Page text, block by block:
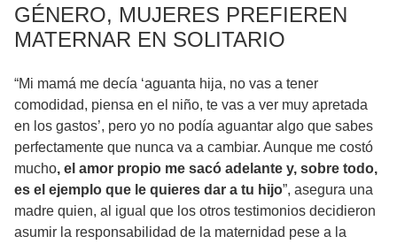
GÉNERO, MUJERES PREFIEREN
MATERNAR EN SOLITARIO
“Mi mamá me decía ‘aguanta hija, no vas a tener
comodidad, piensa en el niño, te vas a ver muy apretada
en los gastos’, pero yo no podía aguantar algo que sabes
perfectamente que nunca va a cambiar. Aunque me costó
mucho, el amor propio me sacó adelante y, sobre todo,
es el ejemplo que le quieres dar a tu hijo”, asegura una
madre quien, al igual que los otros testimonios decidieron
asumir la responsabilidad de la maternidad pese a la